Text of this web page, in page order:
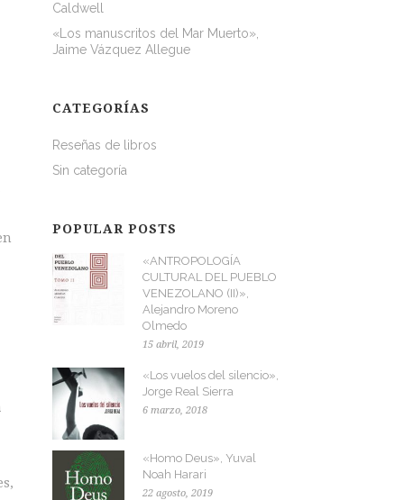
Caldwell
«Los manuscritos del Mar Muerto»,
Jaime Vázquez Allegue
CATEGORÍAS
Reseñas de libros
Sin categoría
POPULAR POSTS
«ANTROPOLOGÍA
CULTURAL DEL PUEBLO
VENEZOLANO (II)»,
Alejandro Moreno
Olmedo
15 abril, 2019
«Los vuelos del silencio»,
Jorge Real Sierra
6 marzo, 2018
«Homo Deus», Yuval
Noah Harari
22 agosto, 2019